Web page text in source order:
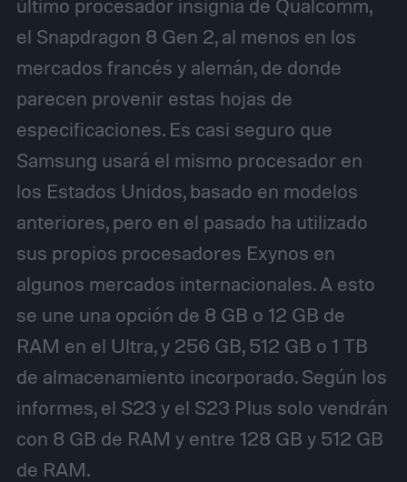
último procesador insignia de Qualcomm,
el Snapdragon 8 Gen 2, al menos en los
mercados francés y alemán, de donde
parecen provenir estas hojas de
especificaciones. Es casi seguro que
Samsung usará el mismo procesador en
los Estados Unidos, basado en modelos
anteriores, pero en el pasado ha utilizado
sus propios procesadores Exynos en
algunos mercados internacionales. A esto
se une una opción de 8 GB o 12 GB de
RAM en el Ultra, y 256 GB, 512 GB o 1 TB
de almacenamiento incorporado. Según los
informes, el S23 y el S23 Plus solo vendrán
con 8 GB de RAM y entre 128 GB y 512 GB
de RAM.